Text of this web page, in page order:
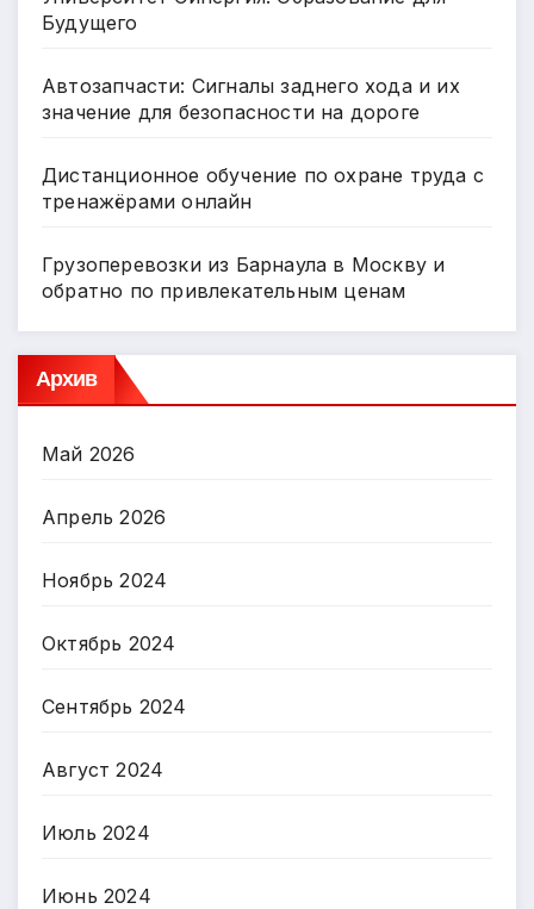
Будущего
Автозапчасти: Сигналы заднего хода и их
значение для безопасности на дороге
Дистанционное обучение по охране труда с
тренажёрами онлайн
Грузоперевозки из Барнаула в Москву и
обратно по привлекательным ценам
Архив
Май 2026
Апрель 2026
Ноябрь 2024
Октябрь 2024
Сентябрь 2024
Август 2024
Июль 2024
Июнь 2024